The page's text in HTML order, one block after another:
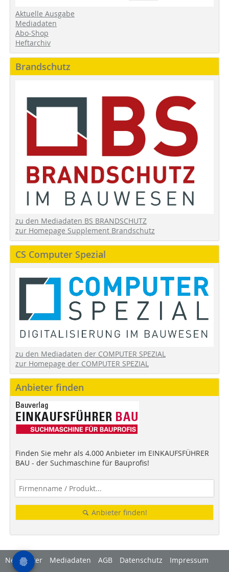
Aktuelle Ausgabe
Mediadaten
Abo-Shop
Heftarchiv
Brandschutz
zu den Mediadaten BS BRANDSCHUTZ
zur Homepage Supplement Brandschutz
CS Computer Spezial
zu den Mediadaten der COMPUTER SPEZIAL
zur Homepage der COMPUTER SPEZIAL
Anbieter finden
Finden Sie mehr als 4.000 Anbieter im EINKAUFSFÜHRER
BAU - der Suchmaschine für Bauprofis!
Anbieter finden!
Newsletter Mediadaten AGB Datenschutz
Impressum